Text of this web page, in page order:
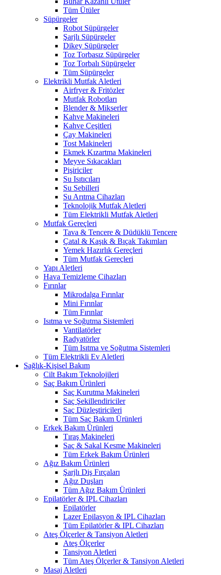
Tüm Ütüler
Süpürgeler
Robot Süpürgeler
Şarjlı Süpürgeler
Dikey Süpürgeler
Toz Torbasız Süpürgeler
Toz Torbalı Süpürgeler
Tüm Süpürgeler
Elektrikli Mutfak Aletleri
Airfryer & Fritözler
Mutfak Robotları
Blender & Mikserler
Kahve Makineleri
Kahve Çeşitleri
Çay Makineleri
Tost Makineleri
Ekmek Kızartma Makineleri
Meyve Sıkacakları
Pişiriciler
Su Isıtıcıları
Su Sebilleri
Su Arıtma Cihazları
Teknolojik Mutfak Aletleri
Tüm Elektrikli Mutfak Aletleri
Mutfak Gereçleri
Tava & Tencere & Düdüklü Tencere
Çatal & Kaşık & Bıçak Takımları
Yemek Hazırlık Gereçleri
Tüm Mutfak Gereçleri
Yapı Aletleri
Hava Temizleme Cihazları
Fırınlar
Mikrodalga Fırınlar
Mini Fırınlar
Tüm Fırınlar
Isıtma ve Soğutma Sistemleri
Vantilatörler
Radyatörler
Tüm Isıtma ve Soğutma Sistemleri
Tüm Elektrikli Ev Aletleri
Sağlık-Kişisel Bakım
Cilt Bakım Teknolojileri
Saç Bakım Ürünleri
Saç Kurutma Makineleri
Saç Şekillendiriciler
Saç Düzleştiricileri
Tüm Saç Bakım Ürünleri
Erkek Bakım Ürünleri
Tıraş Makineleri
Saç & Sakal Kesme Makineleri
Tüm Erkek Bakım Ürünleri
Ağız Bakım Ürünleri
Şarjlı Diş Fırçaları
Ağız Duşları
Tüm Ağız Bakım Ürünleri
Epilatörler & IPL Cihazları
Epilatörler
Lazer Epilasyon & IPL Cihazları
Tüm Epilatörler & IPL Cihazları
Ateş Ölçerler & Tansiyon Aletleri
Ateş Ölçerler
Tansiyon Aletleri
Tüm Ateş Ölçerler & Tansiyon Aletleri
Masaj Aletleri